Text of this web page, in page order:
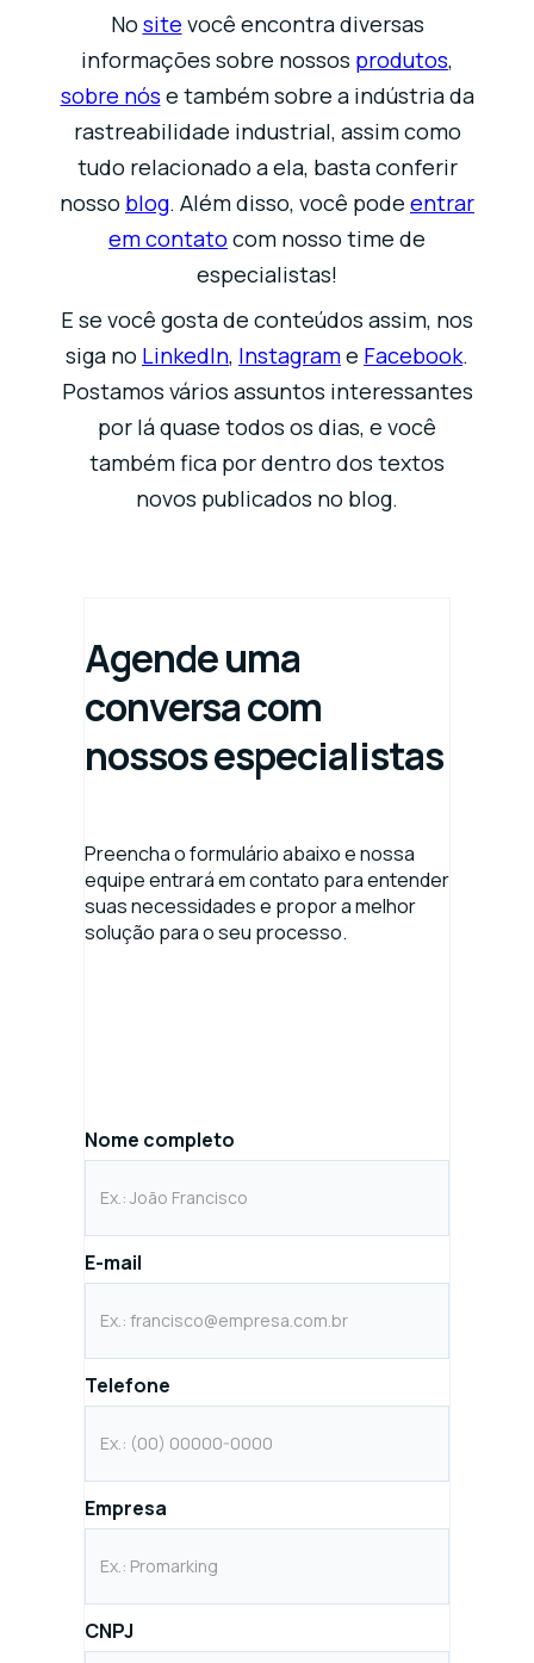
No site você encontra diversas
informações sobre nossos produtos,
sobre nós e também sobre a indústria da
rastreabilidade industrial, assim como
tudo relacionado a ela, basta conferir
nosso blog. Além disso, você pode entrar
em contato com nosso time de
especialistas!
E se você gosta de conteúdos assim, nos
siga no LinkedIn, Instagrame Facebook.
Postamos vários assuntos interessantes
por lá quase todos os dias, e você
também fica por dentro dos textos
novos publicados no blog.
Agende uma
conversa com
nossos especialistas
Preencha o formulário abaixo e nossa
equipe entrará em contato para entender
suas necessidades e propor a melhor
solução para o seu processo.
Nome completo
E-mail
Telefone
Empresa
CNPJ